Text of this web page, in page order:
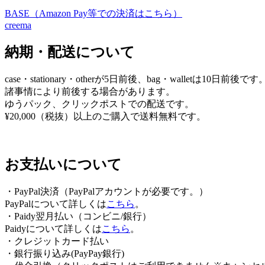
ビ
ー
シ
ョ
ン
BASE（Amazon Pay等での決済はこちら）
creema
納期・配送について
case・stationary・otherが5日前後、bag・walletは10日前後です
諸事情により前後する場合があります。
ゆうパック、クリックポストでの配送です。
¥20,000（税抜）以上のご購入で送料無料です。
お支払いについて
・PayPal決済（PayPalアカウントが必要です。）
PayPalについて詳しくはこちら 。
・Paidy翌⽉払い（コンビニ/銀⾏）
Paidyについて詳しくはこちら 。
・クレジットカード払い
・銀行振り込み(PayPay銀行)